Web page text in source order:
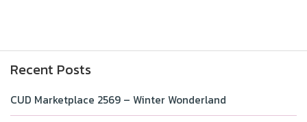
Recent Posts
CUD Marketplace 2569 – Winter Wonderland